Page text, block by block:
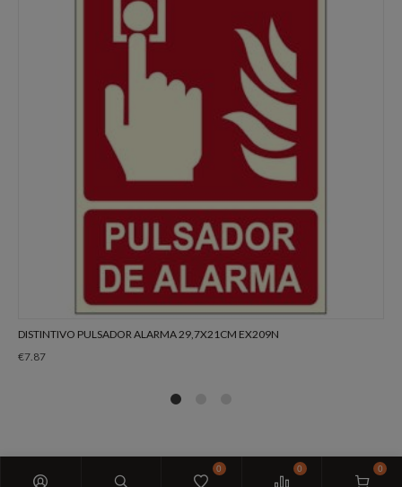
DISTINTIVO PULSADOR ALARMA 29,7X21CM EX209N
€7.87
0 0 0